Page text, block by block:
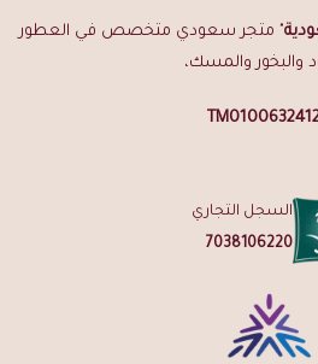
" متجر سعودي متخصص في العطور
والبخور والمسك،
السجل التجاري
7038106220